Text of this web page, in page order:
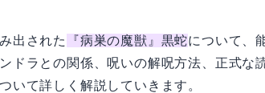
出された 『病巣の魔獣』黒蛇について、
ドラとの関係、呪いの解呪方法、正式な
いて詳しく解説していきます。